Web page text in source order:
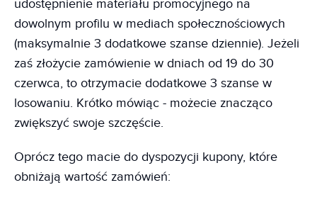
udostępnienie materiału promocyjnego na
dowolnym profilu w mediach społecznościowych
(maksymalnie 3 dodatkowe szanse dziennie). Jeżeli
zaś złożycie zamówienie w dniach od 19 do 30
czerwca, to otrzymacie dodatkowe 3 szanse w
losowaniu. Krótko mówiąc - możecie znacząco
zwiększyć swoje szczęście.
Oprócz tego macie do dyspozycji kupony, które
obniżają wartość zamówień: